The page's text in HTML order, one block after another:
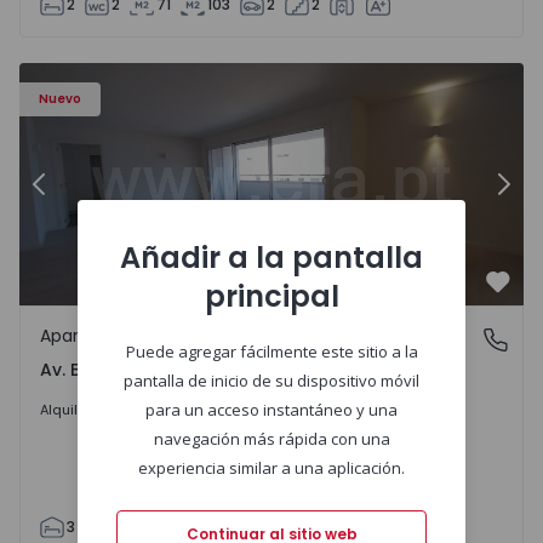
2 2 71 103 2 2
Nuevo
Apartamento T3 Porto, Av. Boavista - 1575472 - 5
Anterior
Av. Boavista, Porto
Apartamento
Av. Boavista, Porto
Alquilar 2.300 €/mes
3 142 2 4
Añadir a la pantalla
principal
Puede agregar fácilmente este sitio a la
pantalla de inicio de su dispositivo móvil
para un acceso instantáneo y una
navegación más rápida con una
experiencia similar a una aplicación.
Continuar al sitio web